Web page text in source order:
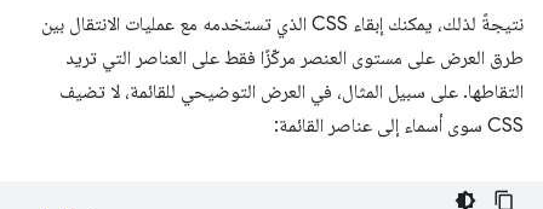
نتيجةً لذلك، يمكنك إبقاء CSS الذي تستخدمه مع عمليات الانتقال بين
طرق العرض على مستوى العنصر مركّزًا فقط على العناصر التي تريد
التقاطها. على سبيل المثال، في العرض التوضيحي للقائمة، لا تضيف
CSS سوى أسماء إلى عناصر القائمة: